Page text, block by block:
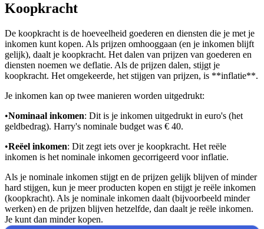
Koopkracht
De koopkracht is de hoeveelheid goederen en diensten die je met je
inkomen kunt kopen. Als prijzen omhooggaan (en je inkomen blijft
gelijk), daalt je koopkracht. Het dalen van prijzen van goederen en
diensten noemen we deflatie. Als de prijzen dalen, stijgt je
koopkracht. Het omgekeerde, het stijgen van prijzen, is **inflatie**.
Je inkomen kan op twee manieren worden uitgedrukt:
•Nominaal inkomen: Dit is je inkomen uitgedrukt in euro's (het
geldbedrag). Harry's nominale budget was € 40.
•Reëel inkomen: Dit zegt iets over je koopkracht. Het reële
inkomen is het nominale inkomen gecorrigeerd voor inflatie.
Als je nominale inkomen stijgt en de prijzen gelijk blijven of minder
hard stijgen, kun je meer producten kopen en stijgt je reële inkomen
(koopkracht). Als je nominale inkomen daalt (bijvoorbeeld minder
werken) en de prijzen blijven hetzelfde, dan daalt je reële inkomen.
Je kunt dan minder kopen.